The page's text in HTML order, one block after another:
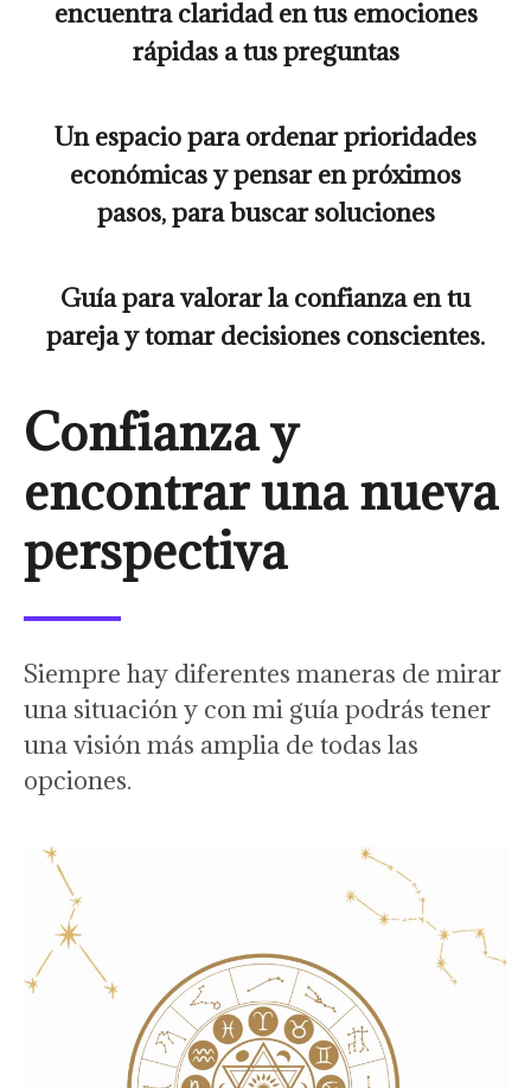
encuentra claridad en tus emociones
rápidas a tus preguntas
Un espacio paraordenar prioridades
económicasy pensar en próximos
pasos, para buscar soluciones
Guía para valorar la confianza en tu
pareja y tomar decisiones conscientes.
Confianza y
encontrar una nueva
perspectiva
Siempre hay diferentes maneras de mirar
una situación y con mi guía podrás tener
una visión más amplia de todas las
opciones.